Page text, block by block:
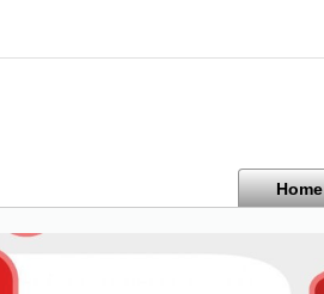
Home